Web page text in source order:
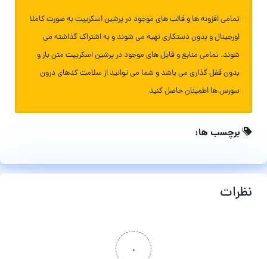
تمامی افزونه ها و قالب های موجود در پرشین اسکریپت به صورت کاملا
اورجینال و بدون دستکاری تهیه می شوند و به اشتراک گذاشته می
شوند. تمامی منابع و فایل های موجود در پرشین اسکریپت متن باز و
بدون قفل گذاری می باشد و شما می توانید از سلامت کدهای درون
سورس ها اطمینان حاصل کنید
برچسب ها:
نظرات
۰